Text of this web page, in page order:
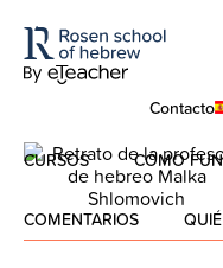
Contacto
English
Español
CURSOS
Hebreo Moderno
CÓMO
COMENTARIOS